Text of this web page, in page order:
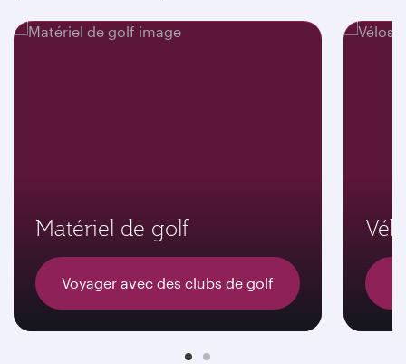
Matériel de golf
Voyager avec des clubs de golf